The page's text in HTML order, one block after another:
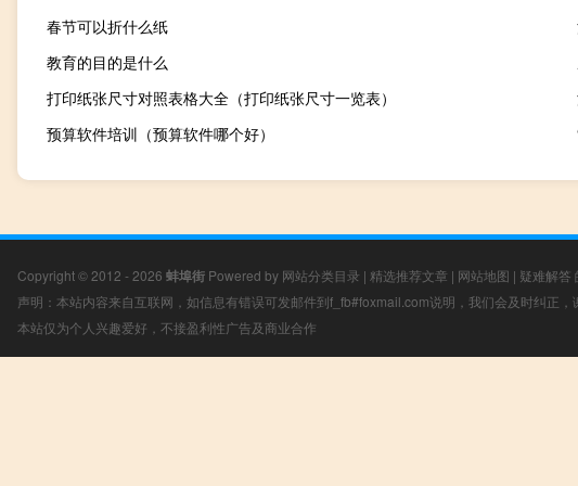
春节可以折什么纸
教育的目的是什么
打印纸张尺寸对照表格大全（打印纸张尺寸一览表）
预算软件培训（预算软件哪个好）
Copyright © 2012 - 2026 蚌埠街 Powered by 网站分类目录 | 精选推荐文章 | 网站地图 | 疑难解答
声明：本站内容来自互联网，如信息有错误可发邮件到f_fb#foxmail.com说明，我们会及时纠正，
本站仅为个人兴趣爱好，不接盈利性广告及商业合作